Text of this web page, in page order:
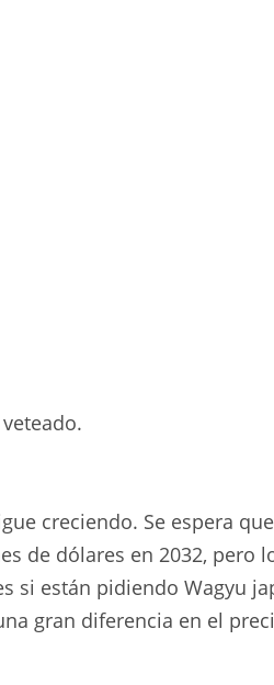
creciendo. Se espera
de dólares en 2032, pero
si están pidiendo Wagyu
gran diferencia en el